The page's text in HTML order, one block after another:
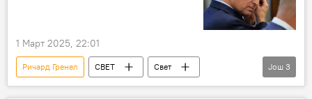
1 Март 2025, 22:01
Ричард Гренел СВЕТ
Свет
Свет – политика
Америка
Још 3